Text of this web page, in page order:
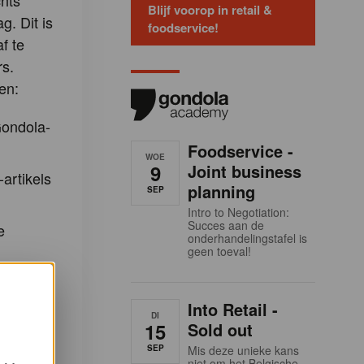
Dit is
te
Blijf voorop in retail &
foodservice!
WOE
9
SEP
Foodservice -
Joint business
planning
Intro to Negotiation:
Succes aan de
onderhandelingstafel is
geen toeval!
DI
15
SEP
Into Retail -
Sold out
Mis deze unieke kans